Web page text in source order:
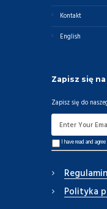
Kontakt
English
Zapisz się
Zapisz się do
I have read and
Regulamin
Polityka